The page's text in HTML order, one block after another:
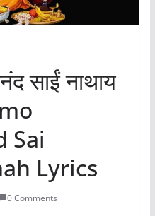
साईं नाथाय
Sai
Lyrics
0 Comments